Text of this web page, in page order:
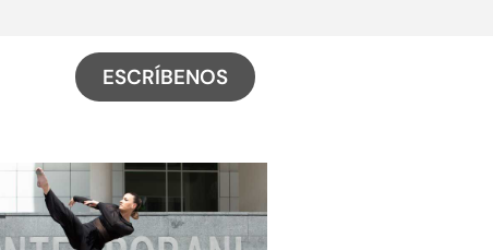
ESCRÍBENOS